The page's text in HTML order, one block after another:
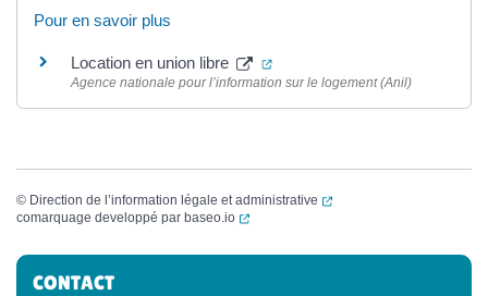
Pour en savoir plus
Location en union libre (ouverture dans un nouvel
Agence nationale pour l’information sur le logement (Anil)
© Direction de l’information légale et administrative
(ouverture dans un
comarquage developpé par baseo.io (ouverture dans un nouvel onglet)
Informations complémentaires
CONTACT